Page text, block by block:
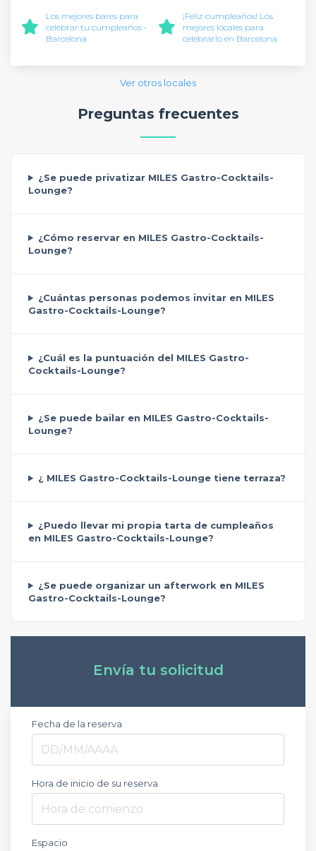
Los mejores bares para
celebrar tu cumpleaños -
Barcelona
¡Feliz cumpleaños! Los
mejores locales para
celebrarlo en Barcelona
Ver otros locales
Preguntas frecuentes
¿Se puede privatizar MILES Gastro-Cocktails-
Lounge?
¿Cómo reservar en MILES Gastro-Cocktails-
Lounge?
¿Cuántas personas podemos invitar en MILES
Gastro-Cocktails-Lounge?
¿Cuál es la puntuación del MILES Gastro-
Cocktails-Lounge?
¿Se puede bailar en MILES Gastro-Cocktails-
Lounge?
¿ MILES Gastro-Cocktails-Lounge tiene terraza?
¿Puedo llevar mi propia tarta de cumpleaños
en MILES Gastro-Cocktails-Lounge?
¿Se puede organizar un afterwork en MILES
Gastro-Cocktails-Lounge?
Envía tu solicitud
Fecha de la reserva
Hora de inicio de su reserva
Hora de comienzo
Espacio